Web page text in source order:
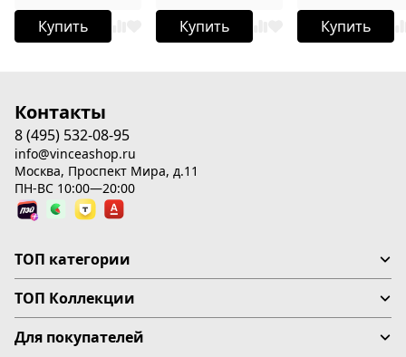
Купить Купить Купить
Контакты
8 (495) 532-08-95
info@vinceashop.ru
Москва, Проспект Мира, д.11
ПН-ВС 10:00—20:00
ТОП категории
ТОП Коллекции
Для покупателей